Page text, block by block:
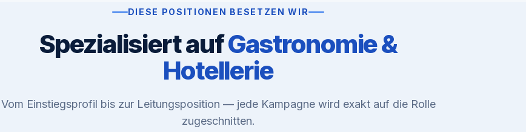
DIESE POSITIONEN BESETZEN WIR
Spezialisiert aufGastronomie &
Hotellerie
Vom Einstiegsprofil bis zur Leitungsposition — jede Kampagne wird exakt auf die Rolle
zugeschnitten.